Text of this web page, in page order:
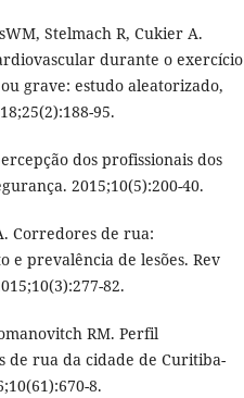
Stelmach R, Cukier A.
durante o exercício
grave: estudo aleatorizado,
95.
dos profissionais dos
2015;10(5):200-40.
Corredores de rua:
e prevalência de lesões. Rev
82.
RM. Perfil
de rua da cidade de Curitiba-
8.